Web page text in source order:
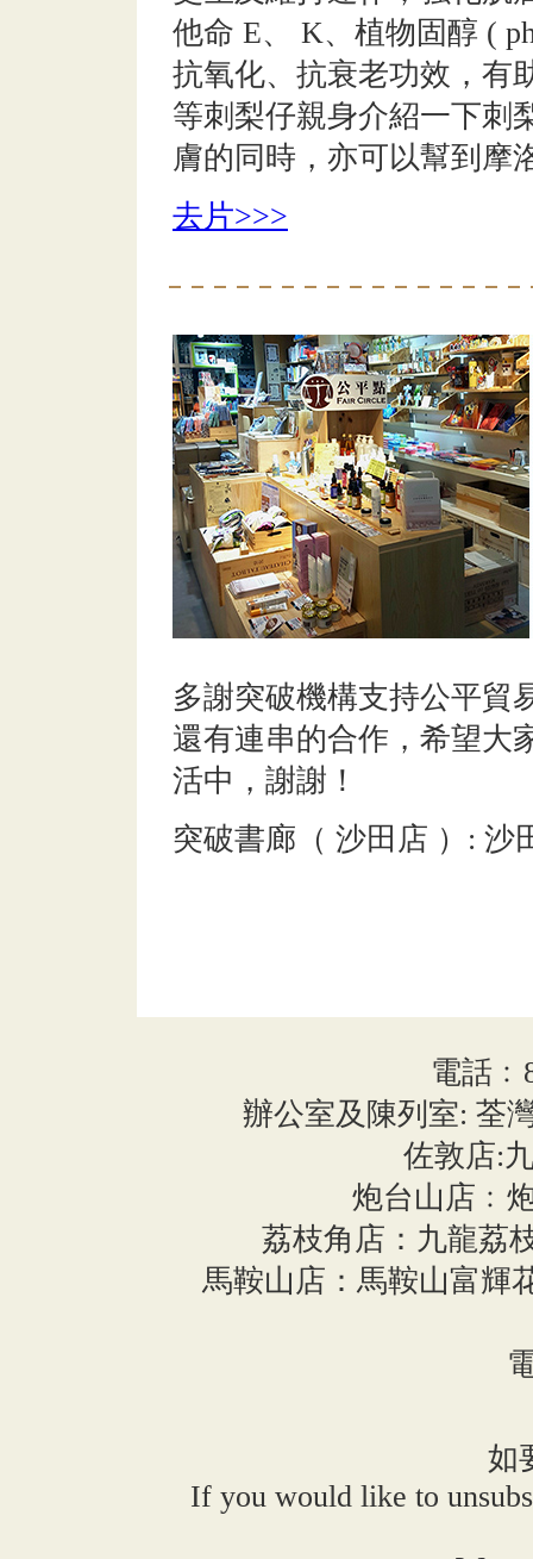
他命 E、 K、植物固醇 (
抗氧化、抗衰老功效，有
等刺梨仔親身介紹一下刺
膚的同時，亦可以幫到摩
去片>>>
多謝突破機構支持公平貿
還有連串的合作，希望大
活中，謝謝！
突破書廊（ 沙田店 ）: 沙
電話
辦公室及陳列室: 荃
佐敦店:
炮台山店﹕
荔枝角店：九龍荔
馬鞍山店：馬鞍山富輝
如
If you would like to